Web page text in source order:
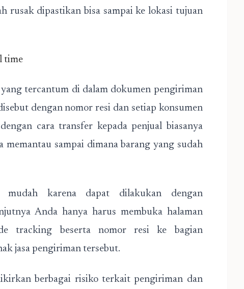
rusak dipastikan bisa sampai ke lokasi tujuan
time
tercantum di dalam dokumen pengiriman
dengan nomor resi dan setiap konsumen
cara transfer kepada penjual biasanya
sampai dimana barang yang sudah
mudah karena dapat dilakukan dengan
Anda hanya harus membuka halaman
tracking beserta nomor resi ke bagian
jasa pengiriman tersebut.
berbagai risiko terkait pengiriman dan